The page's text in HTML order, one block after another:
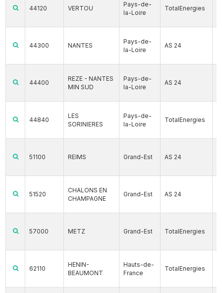
44120 VERTOU
Pays-de-
la-Loire
TotalEnergies
44300 NANTES
Pays-de-
la-Loire
AS 24
44400
REZE - NANTES
MIN SUD
Pays-de-
la-Loire
AS 24
44840
LES
SORINIERES
Pays-de-
la-Loire
TotalEnergies
51100 REIMS Grand-Est AS 24
51520
CHALONS EN
CHAMPAGNE
Grand-Est AS 24
57000 METZ Grand-Est TotalEnergies
62110
HENIN-
BEAUMONT
Hauts-de-
France
TotalEnergies